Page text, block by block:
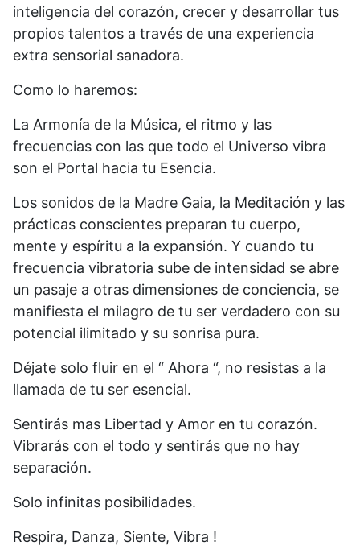
inteligencia del corazón, crecer y desarrollar tus
propios talentos a través de una experiencia
extra sensorial sanadora.
Como lo haremos:
La Armonía de la Música, el ritmo y las
frecuencias con las que todo el Universo vibra
son el Portal hacia tu Esencia.
Los sonidos de la Madre Gaia, la Meditación y las
prácticas conscientes preparan tu cuerpo,
mente y espíritu a la expansión. Y cuando tu
frecuencia vibratoria sube de intensidad se abre
un pasaje a otras dimensiones de conciencia, se
manifiesta el milagro de tu ser verdadero con su
potencial ilimitado y su sonrisa pura.
Déjate solo fluir en el “ Ahora “, no resistas a la
llamada de tu ser esencial.
Sentirás mas Libertad y Amor en tu corazón.
Vibrarás con el todo y sentirás que no hay
separación.
Solo infinitas posibilidades.
Respira, Danza, Siente, Vibra !